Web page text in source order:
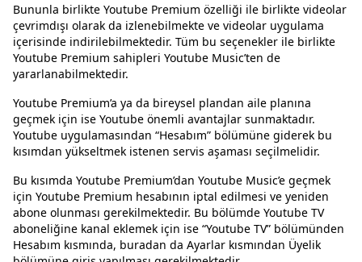
Bununla birlikte Youtube Premium özelliği ile birlikte videolar
çevrimdışı olarak da izlenebilmekte ve videolar uygulama
içerisinde indirilebilmektedir. Tüm bu seçenekler ile birlikte
Youtube Premium sahipleri Youtube Music’ten de
yararlanabilmektedir.
Youtube Premium’a ya da bireysel plandan aile planına
geçmek için ise Youtube önemli avantajlar sunmaktadır.
Youtube uygulamasından “Hesabım” bölümüne giderek bu
kısımdan yükseltmek istenen servis aşaması seçilmelidir.
Bu kısımda Youtube Premium’dan Youtube Music’e geçmek
için Youtube Premium hesabının iptal edilmesi ve yeniden
abone olunması gerekilmektedir. Bu bölümde Youtube TV
aboneliğine kanal eklemek için ise “Youtube TV” bölümünden
Hesabım kısmında, buradan da Ayarlar kısmından Üyelik